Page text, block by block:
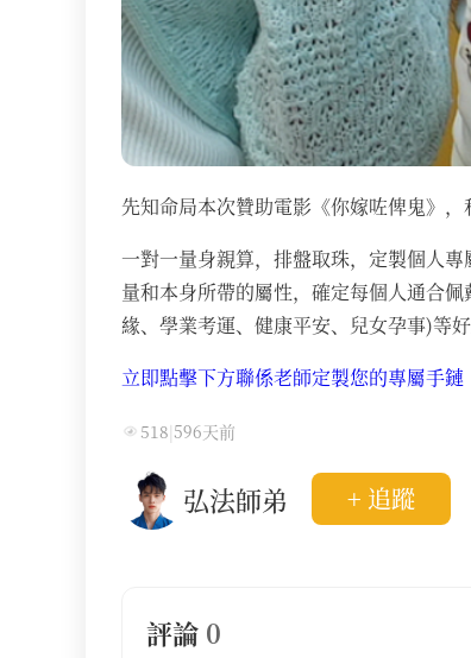
先知命局本次贊助電影《你嫁咗俾鬼》，
一對一量身親算，排盤取珠，定製個人
量和本身所帶的屬性，確定每個人通合
緣、學業考運、健康平安、兒女孕事)等好
立即點擊下方聯係老師定製您的專屬手鏈
518|596天前
弘法師弟 + 追蹤
評論 0